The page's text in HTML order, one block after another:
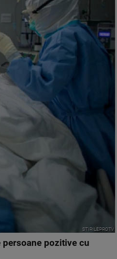
STIRILEPROTV
pozitive cu